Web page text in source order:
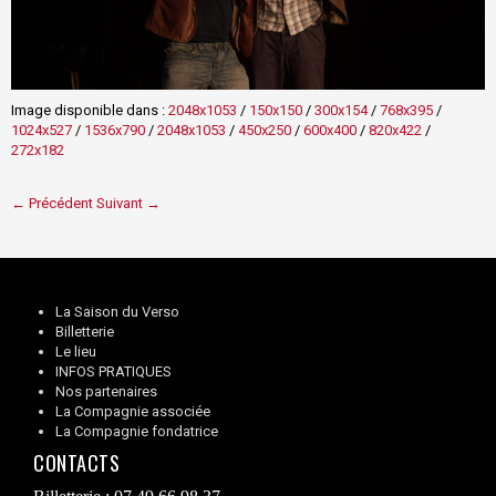
Image disponible dans : 2048x1053 / 150x150 / 300x154/ 768x395 /
1024x527 / 1536x790 / 2048x1053 / 450x250 / 600x400 / 820x422 /
272x182
← Précédent Suivant →
La Saison du Verso
Billetterie
Le lieu
INFOS PRATIQUES
Nos partenaires
La Compagnie associée
La Compagnie fondatrice
CONTACTS